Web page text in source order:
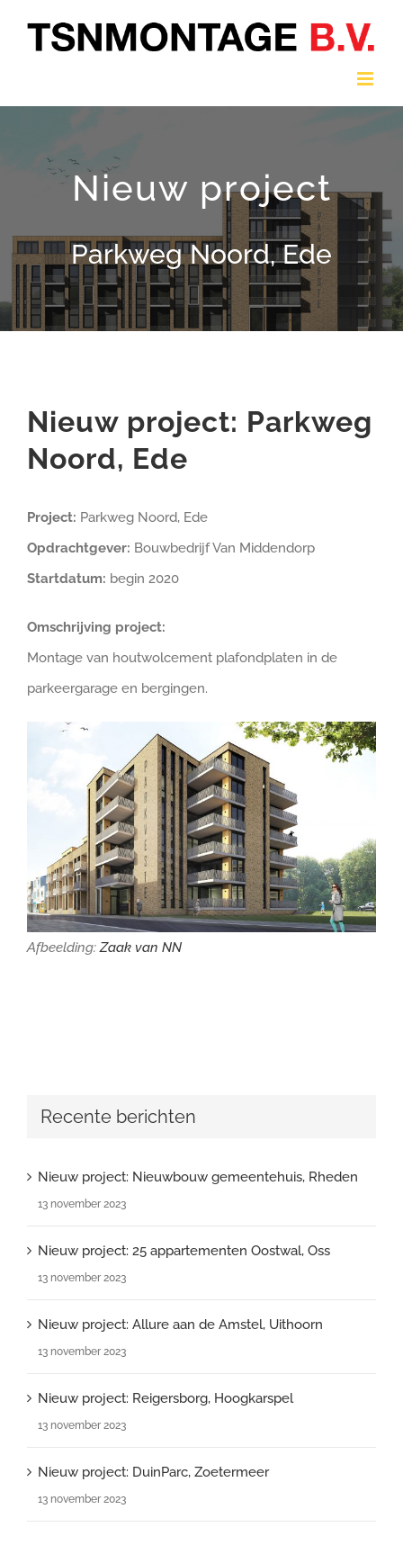
Nieuw project
Parkweg Noord, Ede
Nieuw project: Parkweg
Noord, Ede
Project: Parkweg Noord, Ede
Opdrachtgever: Bouwbedrijf Van Middendorp
Startdatum: begin 2020
Omschrijving project:
Montage van houtwolcement plafondplaten in de
parkeergarage en bergingen.
Afbeelding:Zaak van NN
Recente berichten
Nieuw project: Nieuwbouw gemeentehuis, Rheden
13 november 2023
Nieuw project: 25 appartementen Oostwal, Oss
13 november 2023
Nieuw project: Allure aan de Amstel, Uithoorn
13 november 2023
Nieuw project: Reigersborg, Hoogkarspel
13 november 2023
Nieuw project: DuinParc, Zoetermeer
13 november 2023